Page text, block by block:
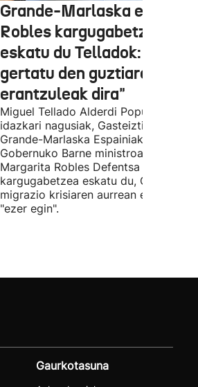
Grande-Marlaska eta
Robles kargugabetzea
eskatu du Telladok:
gertatu den guztiaren
erantzuleak dira"
Miguel Tellado Alderdi Popularraren
idazkari nagusiak, Gasteiztik,
Grande-Marlaska Espainiako
Gobernuko Barne ministroa eta
Margarita Robles Defentsa ministroa
kargugabetzea eskatu du, Ceutako
migrazio krisiaren aurrean ez
"ezer egin".
Gaurkotasuna